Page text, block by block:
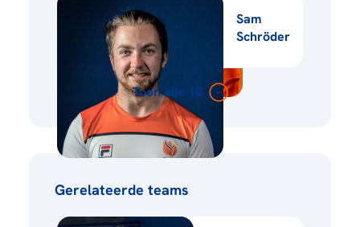
Sam
Schröder
Toon alle 10
Gerelateerde teams